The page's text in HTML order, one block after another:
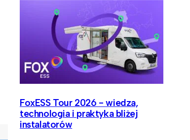
FoxESS Tour 2026 - wiedza,
technologia i praktyka bliżej
instalatorów